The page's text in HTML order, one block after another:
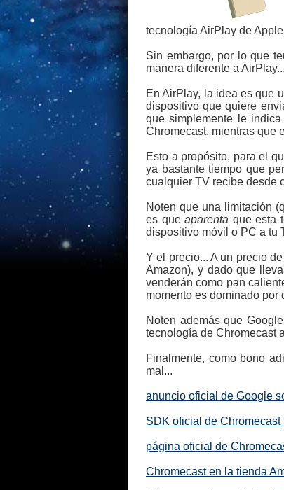
tecnología AirPlay de
Sin embargo, por lo que
manera diferente a AirPlay...
En AirPlay, la idea es que
dispositivo que quiere
que simplemente le
Chromecast, mientras que
Esto a propósito, para el
ya bastante tiempo que
cualquier TV recibe desde
Noten que una limitación
es queaparenta que esta
dispositivo móvil o PC a tu
Y el precio... A un precio
Amazon), y dado que
venderán como pan
momento es dominado por
Noten además que
tecnología de Chromecast
Finalmente, como bono
mal...
anuncio oficial de Google
SDK oficial de Chromecast
página oficial de
Chromecast en la tienda